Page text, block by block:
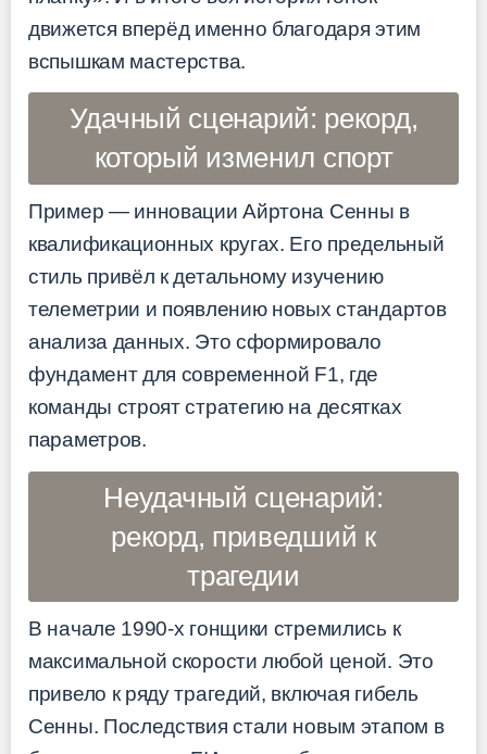
движется вперёд именно благодаря этим
вспышкам мастерства.
Удачный сценарий: рекорд,
который изменил спорт
Пример — инновации Айртона Сенны в
квалификационных кругах. Его предельный
стиль привёл к детальному изучению
телеметрии и появлению новых стандартов
анализа данных. Это сформировало
фундамент для современной F1, где
команды строят стратегию на десятках
параметров.
Неудачный сценарий:
рекорд, приведший к
трагедии
В начале 1990-х гонщики стремились к
максимальной скорости любой ценой. Это
привело к ряду трагедий, включая гибель
Сенны. Последствия стали новым этапом в